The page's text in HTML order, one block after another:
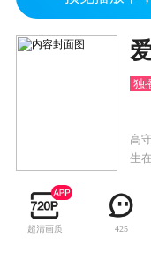
独
高
生
的婚姻……
道
超清画质 425